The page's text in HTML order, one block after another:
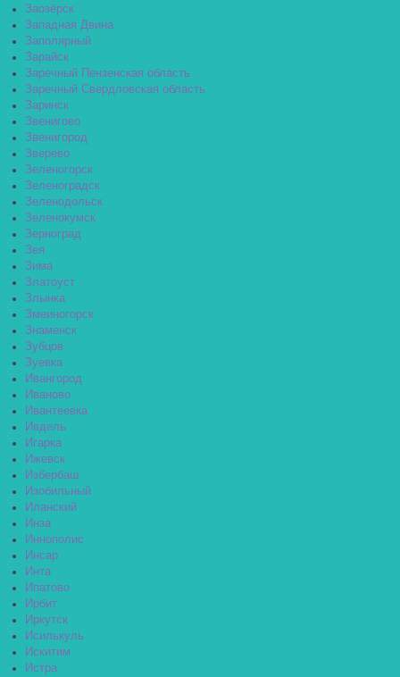
Заозёрск
Западная Двина
Заполярный
Зарайск
Заречный Пензенская область
Заречный Свердловская область
Заринск
Звенигово
Звенигород
Зверево
Зеленогорск
Зеленоградск
Зеленодольск
Зеленокумск
Зерноград
Зея
Зима
Златоуст
Злынка
Змеиногорск
Знаменск
Зубцов
Зуевка
Ивангород
Иваново
Ивантеевка
Ивдель
Игарка
Ижевск
Избербаш
Изобильный
Иланский
Инза
Иннополис
Инсар
Инта
Ипатово
Ирбит
Иркутск
Исилькуль
Искитим
Истра